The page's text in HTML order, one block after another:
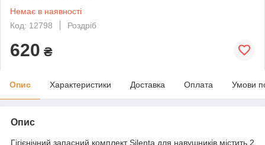
Немає в наявності
Код: 12798
Роздріб
620 ₴
Опис Характеристики Доставка Оплата Умови
Опис
Гігієнічний запасний комплект Silenta для навушників містить 2